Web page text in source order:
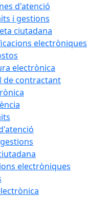
d'atenció
i gestions
ciutadana
electròniques
electrònica
de contractant
electròniques